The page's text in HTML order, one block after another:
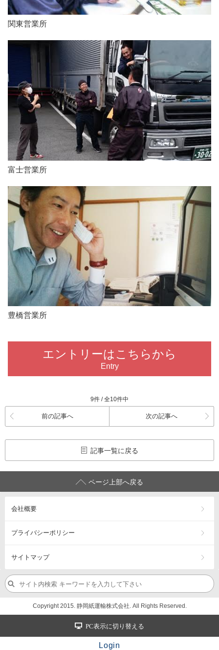
関東営業所
富士営業所
豊橋営業所
エントリーはこちらから
Entry
9件 / 全10件中
前の記事へ 次の記事へ
記事一覧に戻る
ページ上部へ戻る
会社概要
プライバシーポリシー
サイトマップ
Copyright 2015. 静岡紙運輸株式会社. All Rights Reserved.
PC表示に切り替える
Login